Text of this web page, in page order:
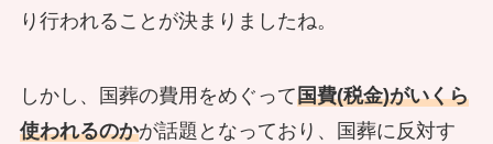
り行われることが決まりましたね。
しかし、国葬の費用をめぐって国費(税金)がいくら
使われるのかが話題となっており、国葬に反対す